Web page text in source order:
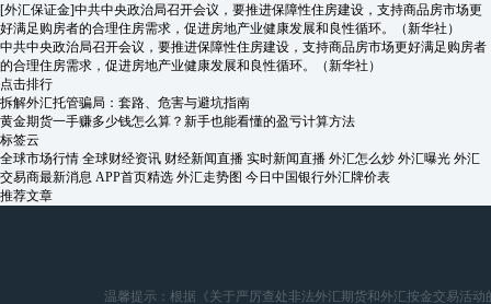
[外汇保证金]中共中央政治局召开会议，要推进保障性住房建设，支持商品房市场更
好满足购房者的合理住房需求，促进房地产业健康发展和良性循环。（新华社）
中共中央政治局召开会议，要推进保障性住房建设，支持商品房市场更好满足购房者
的合理住房需求，促进房地产业健康发展和良性循环。（新华社）
点击排行
拆解外汇托管骗局：套路、危害与避坑指南
黄金期货一手赚多少钱怎么算？新手也能看懂的盈亏计算方法
标签云
全球市场行情 全球财经资讯 财经新闻直播 实时新闻直播 外汇怎么炒 外汇曝光 外汇
交易商最新消息 APP首页精选 外汇走势图 今日中国银行外汇牌价表
推荐文章
温馨提示：根据《关于严厉查处非法外汇期货和外汇按金交易活